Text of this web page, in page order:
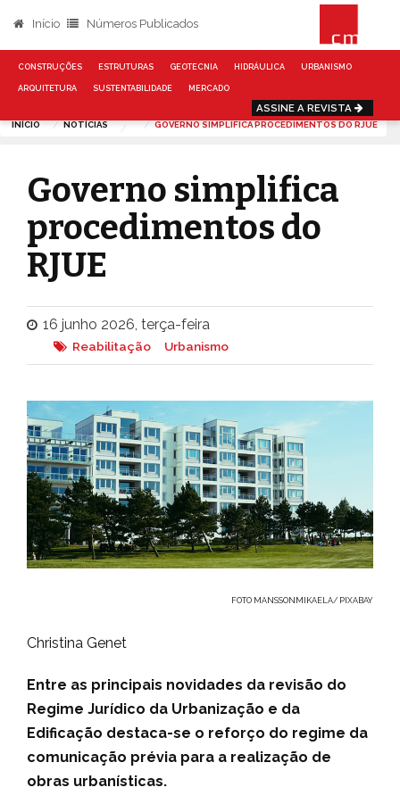
Início Números Publicados
CONSTRUÇÕES ESTRUTURAS GEOTECNIA HIDRÁULICA URBANISMO
ARQUITETURA SUSTENTABILIDADE MERCADO
ASSINE A REVISTA
INÍCIO NOTÍCIAS GOVERNO SIMPLIFICA PROCEDIMENTOS DO RJUE
Governo simplifica
procedimentos do
RJUE
16 junho 2026, terça-feira
Reabilitação Urbanismo
FOTO MANSSONMIKAELA/ PIXABAY
Christina Genet
Entre as principais novidades da revisão do
Regime Jurídico da Urbanização e da
Edificação destaca-se o reforço do regime da
comunicação prévia para a realização de
obras urbanísticas.